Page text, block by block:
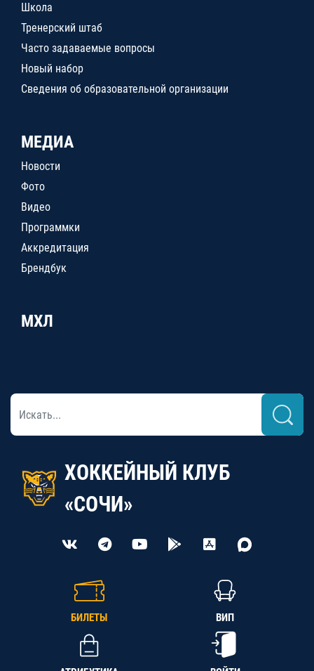
Школа
Тренерский штаб
Часто задаваемые вопросы
Новый набор
Сведения об образовательной организации
МЕДИА
Новости
Фото
Видео
Программки
Аккредитация
Брендбук
МХЛ
ХОККЕЙНЫЙ КЛУБ
«СОЧИ»
БИЛЕТЫ ВИП